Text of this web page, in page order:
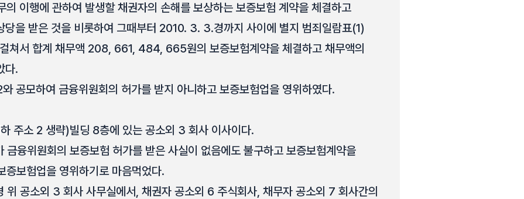
의 이행에 관하여 발생할 채권자의 손해를 보상하는 보증보험 계약을 체결하고
을 받은 것을 비롯하여 그때부터 2010. 3. 3.경까지 사이에 별지 범죄일람표(1)
쳐서 합계 채무액 208, 661, 484, 665원의 보증보험계약을 체결하고 채무액의
다.
공모하여 금융위원회의 허가를 받지 아니하고 보증보험업을 영위하였다.
주소 2 생략)빌딩 8층에 있는 공소외 3 회사 이사이다.
금융위원회의 보증보험 허가를 받은 사실이 없음에도 불구하고 보증보험계약을
증보험업을 영위하기로 마음먹었다.
공소외 3 회사 사무실에서, 채권자 공소외 6 주식회사, 채무자 공소외 7 회사간의